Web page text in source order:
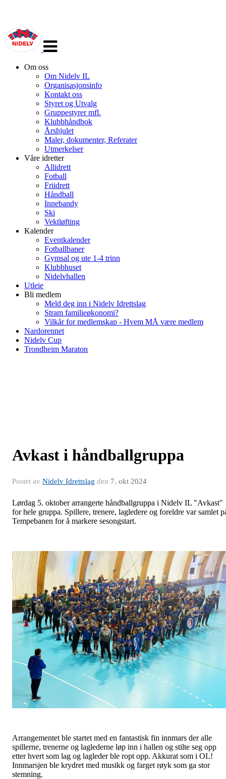
navigasjon
Om oss
Om Nidelv IL
Organisasjonsinfo
Kontakt oss
Styret og Utvalg
Gruppestyrer mfl.
Klubbhåndbok
Årshjulet
Maler, dokumenter, Referater
Utmerkelser
Våre idretter
Allidrett
Fotball
Friidrett
Håndball
Innebandy
Ski
Vektløfting
Kalender
Eventkalender
Fotballbaner
Gymsal og ute 1-4 trinn
Klubbhuset
Nidelvhallen
Utleie
Bli medlem
Meld deg inn i Nidelv Idrettslag
Stram familieøkonomi?
Vilkår for medlemskap - Hvem MÅ være medlem
Nardorennet
Nidelv Cup
Trondheim Maraton
Avkast i håndballgruppa
Postet av Nidelv Idrettslag den 7. okt 2024
Lørdag 5. oktober arrangerte håndballgruppa i Nidelv IL "Avkast"
for hele gruppa. Spillere, trenere, lagledere og foreldre var samlet
Tempebanen for å markere sesongstart.
Arrangementet ble startet med en fantastisk fin innmars der alle
spillerne, trenerne og laglederne løp inn i hallen og stilte seg opp
etter hvert som lag og lagleder ble ropt opp. Akkurat som i OL!
Innmarsjen ble krydret med musikk og farget røyk som ga stor
stemning.